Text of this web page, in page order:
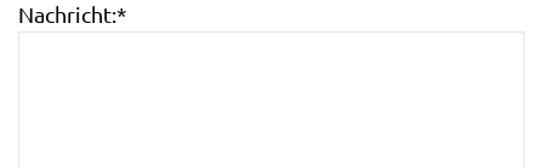
Nachricht:*